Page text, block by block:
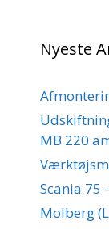
Nyeste
MB 220
Scania 75
Molberg